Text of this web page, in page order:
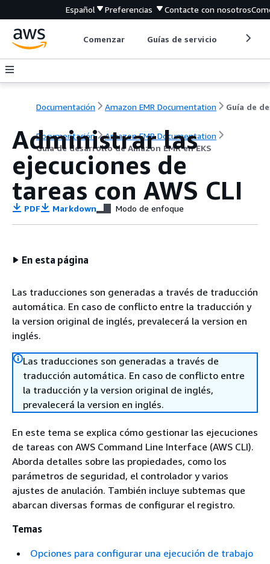
Español Preferencias Contacte con nosotros
Comenzar Guías de servicio
Documentación Amazon EMR Documentation
Documentación
Amazon EMR Documentation
Guía de desarrollo de Amazon EMR en EKS
Administrar las
ejecuciones de
tareas con AWS CLI
PDF Markdown Modo de enfoque
En esta página
Las traducciones son generadas a través de traducción
automática. En caso de conflicto entre la traducción y
la version original de inglés, prevalecerá la version en
inglés.
Las traducciones son generadas a través de
traducción automática. En caso de conflicto entre
la traducción y la version original de inglés,
prevalecerá la version en inglés.
En este tema se explica cómo gestionar las ejecuciones
de tareas con AWS Command Line Interface (AWS CLI).
Aborda detalles sobre las propiedades, como los
parámetros de seguridad, el controlador y varios
ajustes de anulación. También incluye subtemas que
abarcan diversas formas de configurar el registro.
Temas
Opciones para configurar una ejecución de trabajo